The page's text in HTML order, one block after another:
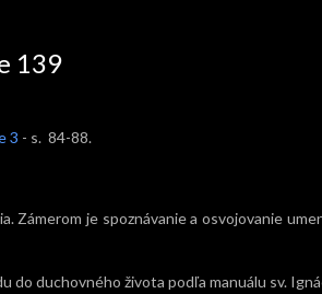
139
3 - s. 84-88.
Zámerom je spoznávanie a osvojovanie
duchovného života podľa manuálu sv.